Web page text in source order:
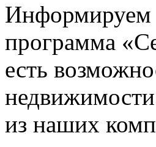
Информируем
программа
есть
из наших